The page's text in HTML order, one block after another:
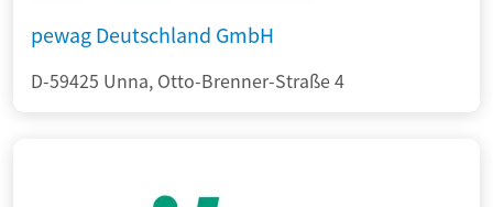
pewag Deutschland GmbH
D-59425 Unna, Otto-Brenner-Straße 4